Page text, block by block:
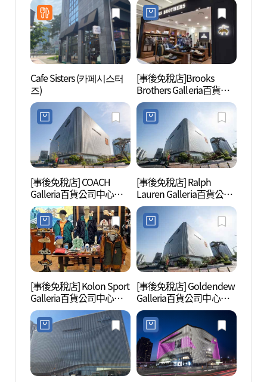
Cafe Sisters (카페시스터
즈)
[事後免稅店]Brooks
Brothers Galleria百貨公
司中心城店(브룩스브라
더스 갤러리아백화점 센
터시티점)
[事後免稅店] COACH
Galleria百貨公司中心城
店(코치 갤러리아백화점
센터시티점)
[事後免稅店] Ralph
Lauren Galleria百貨公司
中心城店(랄프로렌 갤러
리아백화점 센터시티점)
[事後免稅店] Kolon Sport
Galleria百貨公司中心城
店(코오롱스포츠 갤러리
아백화점 센터시티점)
[事後免稅店] Goldendew
Galleria百貨公司中心城
店(골든듀 갤러리아백화
점 센터시티점)